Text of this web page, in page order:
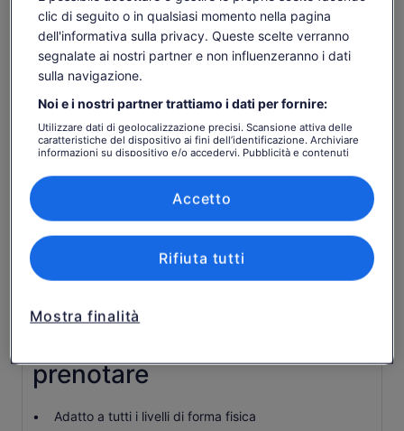
e
quello
attuale
è
84 €
per
adulto
scheda
Biglietto della funivia Ngong Ping 360 andata e
ritorno (rustico standard) con priorità di sola andata
Andata e ritorno Lantau e trasferimento in città
Veicolo con aria condizionata
Visita alla Oriental Heritage Cultural Hall
Godetevi uno speciale pranzo vegetariano leggero
Tutte le tasse e spese
Mancia facoltativa
(pagare direttamente in loco)
prenotare
Adatto a tutti i livelli di forma fisica
clic di seguito o in qualsiasi momento nella pagina
dell'informativa sulla privacy. Queste scelte verranno
segnalate ai nostri partner e non influenzeranno i dati
sulla navigazione.
Noi e i nostri partner trattiamo i dati per fornire:
Utilizzare dati di geolocalizzazione precisi. Scansione attiva delle
caratteristiche del dispositivo ai fini dell’identificazione. Archiviare
informazioni su dispositivo e/o accedervi. Pubblicità e contenuti
annunci, ricerche sul pubblico, sviluppo di servizi.
Elenco dei partner (fornitori)
Mostra finalità
Rifiuta tutti
Accetto